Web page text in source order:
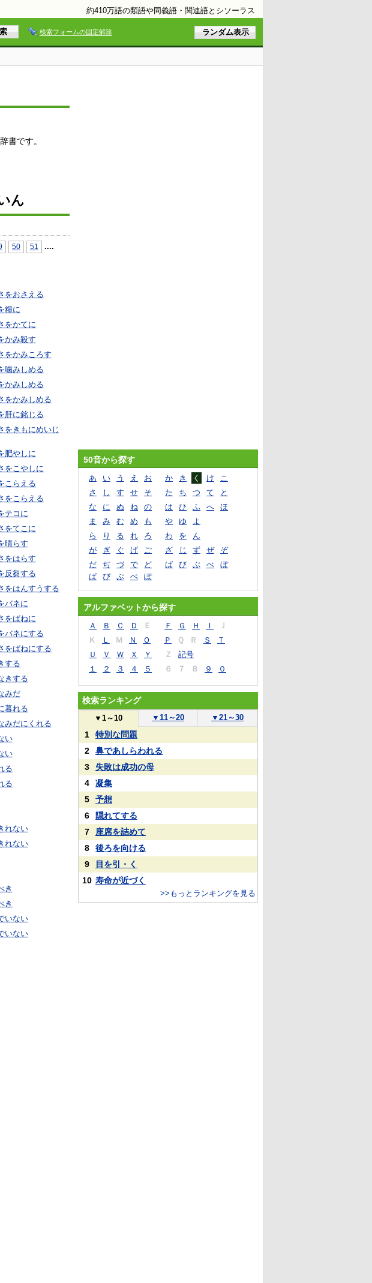
約410万語の類語や同義語・関連語とシソーラス
検索フォームの固定解除
書です。
ん
50 51 ....
をおさえる
糧に
をかてに
かみ殺す
をかみころす
噛みしめる
かみしめる
をかみしめる
肝に銘じる
をきもにめいじ
肥やしに
をこやしに
こらえる
をこらえる
テコに
をてこに
晴らす
をはらす
反芻する
をはんすうする
バネに
をばねに
バネにする
をばねにする
する
きする
みだ
暮れる
みだにくれる
い
い
る
る
れない
れない
き
き
いない
いない
50音から探す
あ い う え お か き く け
こ
さ
し す せ そ た ち つ て
と
な
に ぬ ね の は ひ ふ へ
ほ
ま
み む め も や ゆ
よ
ら
り る れ ろ わ を
ん
が
ぎ ぐ げ ご ざ じ ず ぜ
ぞ
だ
ぢ づ で ど ば び ぶ べ
ぼ
ぱ
ぴ ぷ ぺ ぽ
アルファベットから探す
Ａ Ｂ Ｃ Ｄ Ｅ Ｆ Ｇ Ｈ Ｉ
Ｊ
Ｋ
Ｌ Ｍ Ｎ Ｏ Ｐ Ｑ Ｒ Ｓ
Ｔ
Ｕ
Ｖ Ｗ Ｘ Ｙ Ｚ
記号
１
２ ３ ４ ５ ６ ７ ８ ９ ０
検索ランキング
▼ 1～10 ▼ 11～20 ▼ 21～30
1
特別な問題
2
鼻であしらわれる
3
失敗は成功の母
4
凝集
5
予想
6
隠れてする
7
座席を詰めて
8
後ろを向ける
9
目を引・く
10 寿命が近づく
>>もっとランキングを見る